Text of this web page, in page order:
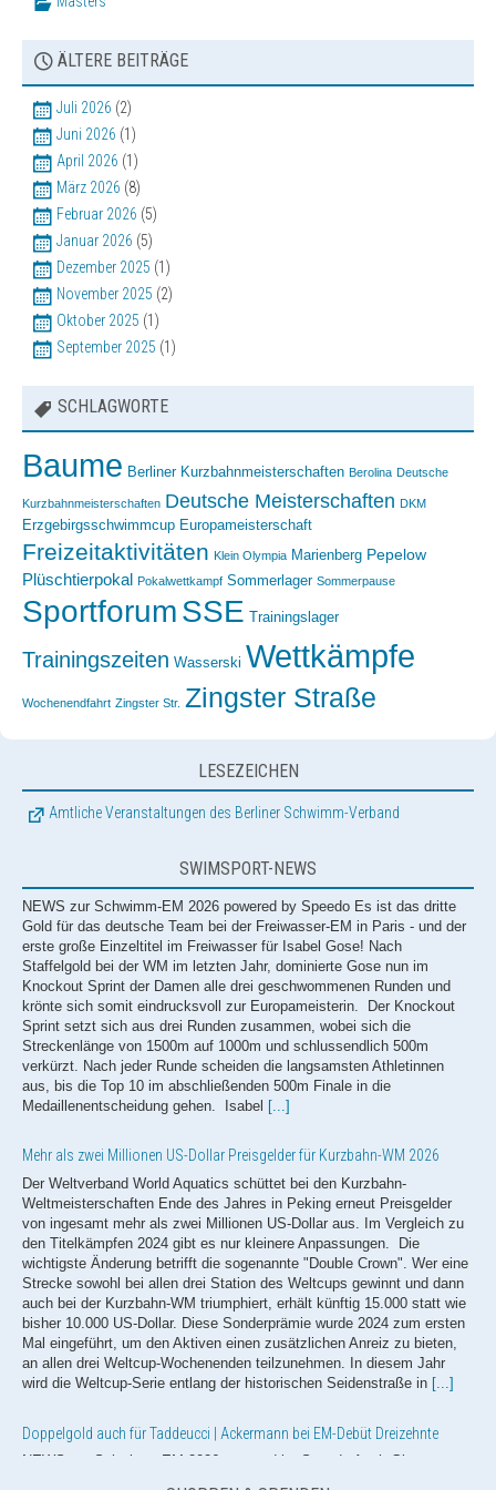
Sonstige Veranstaltungen
Bilder
Vereinsbekleidung
ÄLTERE BEITRÄGE
Juli 2026 (2)
Juni 2026 (1)
April 2026 (1)
März 2026 (8)
Februar 2026 (5)
Januar 2026 (5)
Dezember 2025 (1)
November 2025 (2)
Oktober 2025 (1)
September 2025 (1)
SCHLAGWORTE
Baume Berliner Kurzbahnmeisterschaften Berolina Deutsche
Kurzbahnmeisterschaften Deutsche Meisterschaften DKM
Erzgebirgsschwimmcup Europameisterschaft
Freizeitaktivitäten Klein Olympia Marienberg Pepelow
Plüschtierpokal Pokalwettkampf Sommerlager Sommerpause
SportforumSSE Trainingslager
Trainingszeiten Wasserski Wettkämpfe
Wochenendfahrt Zingster Str. Zingster Straße
LESEZEICHEN
Amtliche Veranstaltungen des Berliner Schwimm-Verband
SWIMSPORT-NEWS
NEWS zur Schwimm-EM 2026 powered by Speedo Es ist das dritte
Gold für das deutsche Team bei der Freiwasser-EM in Paris - und der
erste große Einzeltitel im Freiwasser für Isabel Gose! Nach
krönte sich somit eindrucksvoll zur Europameisterin. Der Knockout
Sprint setzt sich aus drei Runden zusammen, wobei sich die
Streckenlänge von 1500m auf 1000m und schlussendlich 500m
verkürzt. Nach jeder Runde scheiden die langsamsten Athletinnen
aus, bis die Top 10 im abschließenden 500m Finale in die
Medaillenentscheidung gehen. Isabel[...]
Mehr als zwei Millionen US-Dollar Preisgelder für Kurzbahn-WM 2026
Der Weltverband World Aquatics schüttet bei den Kurzbahn-
Weltmeisterschaften Ende des Jahres in Peking erneut Preisgelder
von ingesamt mehr als zwei Millionen US-Dollar aus. Im Vergleich zu
den Titelkämpfen 2024 gibt es nur kleinere Anpassungen. Die
Strecke sowohl bei allen drei Station des Weltcups gewinnt und dann
bisher 10.000 US-Dollar. Diese Sonderprämie wurde 2024 zum ersten
Mal eingeführt, um den Aktiven einen zusätzlichen Anreiz zu bieten,
an allen drei Weltcup-Wochenenden teilzunehmen. In diesem Jahr
wird die Weltcup-Serie entlang der historischen Seidenstraße in
Doppelgold auch für Taddeucci | Ackermann bei EM-Debüt Dreizehnte
NEWS zur Schwimm-EM 2026 powered by Speedo Auch Ginevra
Taddeucci drückt den Freiwasser-Wettbewerben bei den
Europameisterschaften in Paris weiterhin ihren Stempel auf! Wie
schon Florian Wellbrock feierte auch die Italienerin im 5km Rennen
Stunden schlug Taddeucci dank einer starken letzten Runde mit gut